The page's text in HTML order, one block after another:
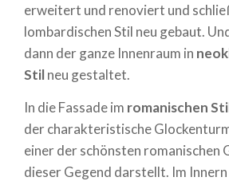
erweitert und renoviert und
lombardischen Stil neu gebaut.
dann der ganze Innenraum in
Stilneu gestaltet.
In die Fassade im romanischen
der charakteristische
einer der schönsten romanischen
dieser Gegend darstellt. Im